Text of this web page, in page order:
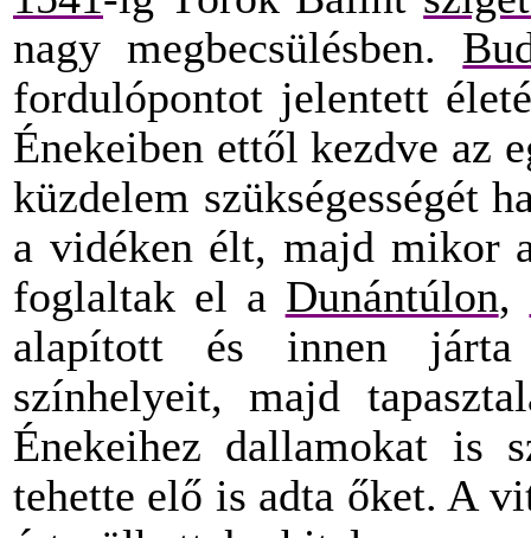
nagy megbecsülésben.
fordulópontot jelentett
Énekeiben ettől kezdve az
küzdelem szükségességét
a vidéken élt, majd mikor
foglaltak el a Dunántúlon,
alapított és innen járta
színhelyeit, majd
Énekeihez dallamokat is
tehette elő is adta őket. A